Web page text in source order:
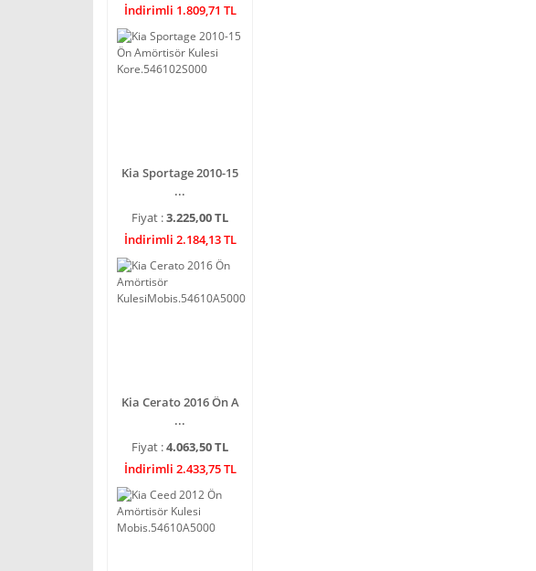
İndirimli 1.809,71 TL
Kia Sportage 2010-15
...
Fiyat :3.225,00 TL
İndirimli 2.184,13 TL
Kia Cerato 2016 Ön A
...
Fiyat :4.063,50 TL
İndirimli 2.433,75 TL